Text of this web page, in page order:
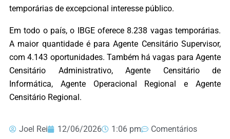
temporárias de excepcional interesse público.
Em todo o país, o IBGE oferece 8.238 vagas temporárias.
A maior quantidade é para Agente Censitário Supervisor,
com 4.143 oportunidades. Também há vagas para Agente
Censitário Administrativo, Agente Censitário de
Informática, Agente Operacional Regional e Agente
Censitário Regional.
Joel Rei 12/06/2026 1:06 pm Comentários